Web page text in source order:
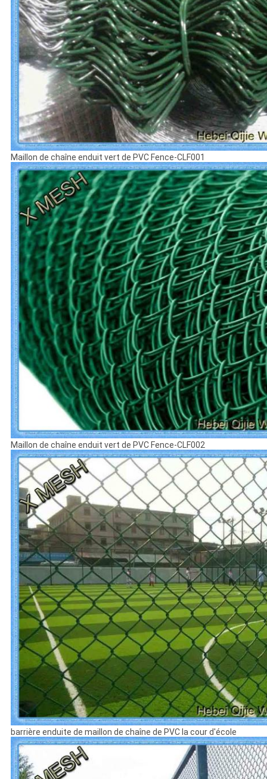
Maillon de chaîne enduit vert de PVC Fence-CLF001
Maillon de chaîne enduit vert de PVC Fence-CLF002
barrière enduite de maillon de chaîne de PVC la cour d'école